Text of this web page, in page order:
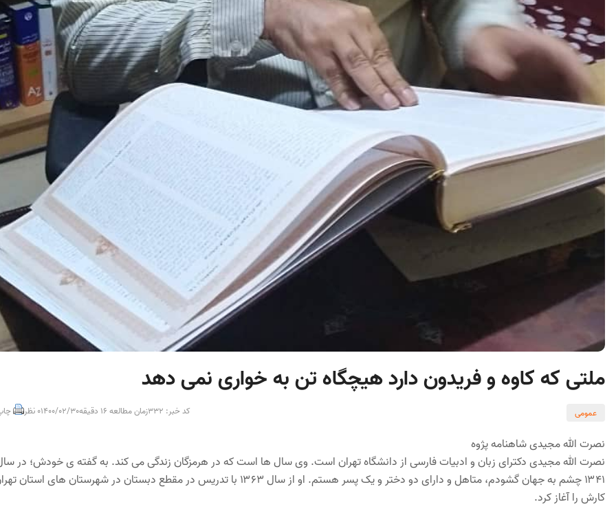
ملتی که کاوه و فریدون دارد هیچگاه تن به خواری نمی دهد
عمومی کد خبر: 332 زمان مطالعه 16 دقیقه 1400/02/300 نظر
نصرت الله مجیدی شاهنامه پژوه
نصرت الله مجیدی دکترای زبان و ادبیات فارسی از دانشگاه تهران است. وی سال ها است که در هرمزگان زندگی می کند. به گفته ی خودش؛ در
۱۳۴۱ چشم به جهان گشودم، متاهل و دارای دو دختر و یک پسر هستم. او از سال ۱۳۶۳ با تدریس در مقطع دبستان در شهرستان های استان
کارش را آغاز کرد.